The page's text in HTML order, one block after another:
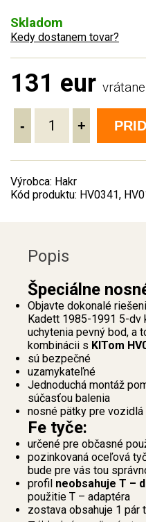
Skladom
Kedy dostanem tovar?
131 eur
- +
Výrobca: Hakr
Kód produktu: HV0341,
Popis
Špeciálne
Objavte dokonalé
Kadett 1985-1991 5-dv
uchytenia pevný bod, a
kombinácii s KITom
sú bezpečné
uzamykateľné
Jednoduchá montáž
súčasťou balenia
nosné pätky pre
Fe tyče:
určené pre občasné
pozinkovaná oceľová
bude pre vás tou
profil neobsahuje T –
použitie T – adaptéra
zostava obsahuje 1 pár